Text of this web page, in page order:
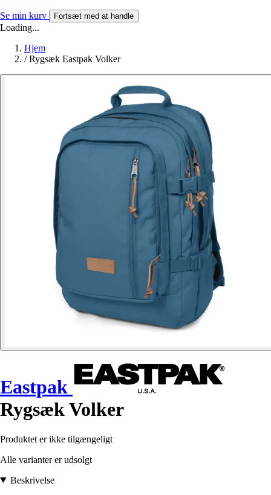
Se min kurv Fortsæt med at handle
Loading...
Hjem
/ Rygsæk Eastpak Volker
Eastpak
Rygsæk Volker
Produktet er ikke tilgængeligt
Alle varianter er udsolgt
Beskrivelse